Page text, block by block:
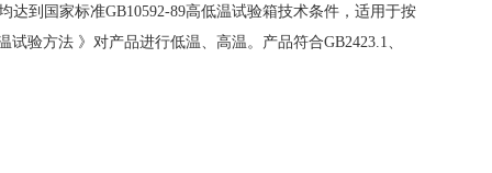
到国家标准GB10592-89高低温试验箱技术条件，适用于按
验方法 》对产品进行低温、高温。产品符合GB2423.1、